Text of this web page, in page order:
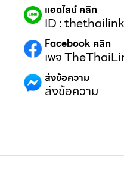
แอดไลน์ คลิก
ID : thethailink
Facebook คลิก
เพจ
ส่งข้อความ
ส่งข้อความ